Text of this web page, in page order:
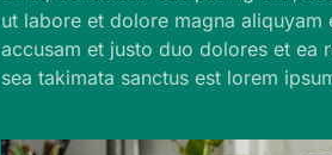
ut labore et dolore magna
accusam et justo duo dolores et ea
sea takimata sanctus est lorem